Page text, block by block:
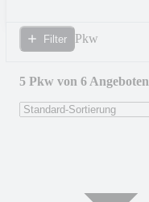
Filter Pkw
5 Pkw von 6 Angeboten